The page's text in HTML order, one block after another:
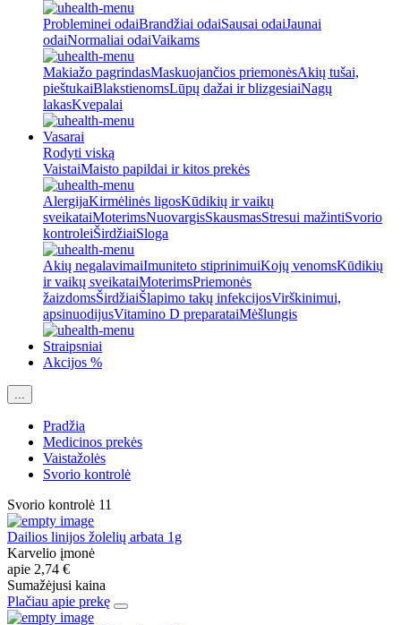
Probleminei odaiBrandžiai odaiSausai odaiJaunai
odaiNormaliai odaiVaikams
Makiažo pagrindasMaskuojančios priemonėsAkių tušai,
pieštukaiBlakstienomsLūpų dažai ir blizgesiaiNagų
lakasKvepalai
Vasarai
Rodyti viską
VaistaiMaisto papildai ir kitos prekės
AlergijaKirmėlinės ligosKūdikių ir vaikų
sveikataiMoterimsNuovargisSkausmasStresui mažintiSvorio
kontroleiŠirdžiaiSloga
Akių negalavimaiImuniteto stiprinimuiKojų venomsKūdikių
ir vaikų sveikataiMoterimsPriemonės
žaizdomsŠirdžiaiŠlapimo takų infekcijosVirškinimui,
apsinuodijusVitamino D preparataiMėšlungis
Straipsniai
Akcijos %
...
Pradžia
Medicinos prekės
Vaistažolės
Svorio kontrolė
Svorio kontrolė 11
Dailios linijos žolelių arbata 1g
Karvelio įmonė
apie 2,74 €
Sumažėjusi kaina
Plačiau apie prekę